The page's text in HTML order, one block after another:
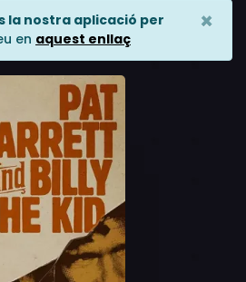
la nostra aplicació per
en aquest enllaç
×